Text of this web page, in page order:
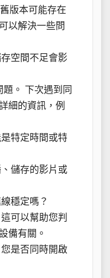
版本可能存在
以解決一些問
空間不足會影
。 下次遇到同
細的資訊，例
特定時間或特
儲存的影片或
穩定嗎？
可以幫助您判
備有關。
是否同時開啟